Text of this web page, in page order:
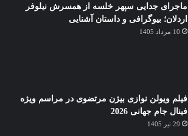
ماجرای جدایی سپهر خلسه از همسرش نیلوفر
اردلان؛ بیوگرافی و داستان آشنایی
10 مرداد 1405
فیلم ویولن نوازی بیژن مرتضوی در مراسم ویژه
فینال جام جهانی 2026
29 تیر 1405